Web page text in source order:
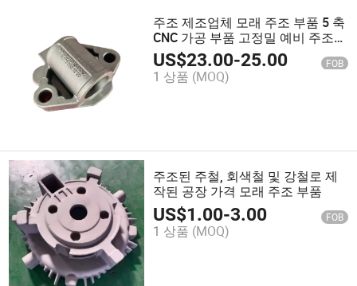
주조 제조업체 모래 주조 부품 5 축
CNC 가공 부품 고정밀 예비 주조
부품
US$23.00-25.00 FOB
1 상품 (MOQ)
주조된 주철, 회색철 및 강철로 제
작된 공장 가격 모래 주조 부품
US$1.00-3.00 FOB
1 상품 (MOQ)